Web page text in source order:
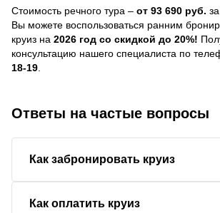
Стоимость речного тура – от 93 690 руб.
Вы можете воспользоваться ранним
круиз на 2026 год со скидкой до 20%!
консультацию нашего специалиста по
18-19
Ответы на частые вопросы
Как забронировать круиз
Как оплатить круиз